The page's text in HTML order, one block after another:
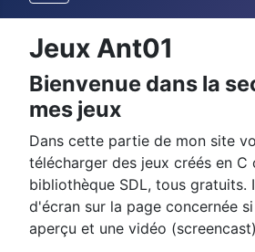
Jeux Ant01
Bienvenue dans la
mes jeux
Dans cette partie de mon site
télécharger des jeux créés en C
bibliothèque SDL, tous gratuits.
d'écran sur la page concernée
aperçu et une vidéo